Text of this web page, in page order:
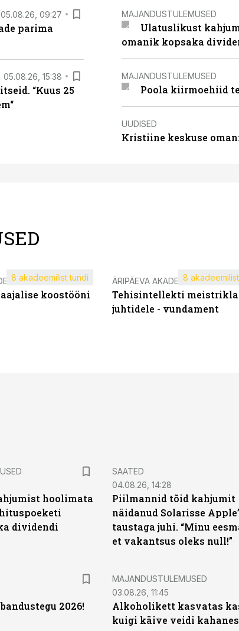
05.08.26, 09:27
parima
05.08.26, 15:38
“Kuus 25
MAJANDUSTULEMUSED
Ulatuslikust
omanik kopsaka
MAJANDUSTULEMUSED
Poola kiirmoehiid
UUDISED
Kristiine keskuse
koostööni
8 akadeemilist tundi ÄRIPÄEVA AKADEEMIA
Tehisintellekti
juhtidele - vundament
8
hoolimata
dividendi
SAATED
04.08.26, 14:28
Piilmannid tõid kahjumit
näidanud Solarisse
taustaga juhi. “Minu
et vakantsus oleks null!”
2026!
MAJANDUSTULEMUSED
03.08.26, 11:45
Alkoholikett kasvatas
kuigi käive veidi kahanes